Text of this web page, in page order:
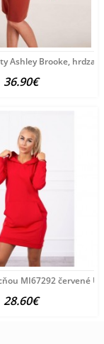
Ashley Brooke,
36.90€
MI67292 červené
28.60€